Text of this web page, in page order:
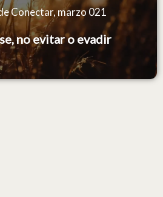
Conectar, marzo 021
no evitar o evadir